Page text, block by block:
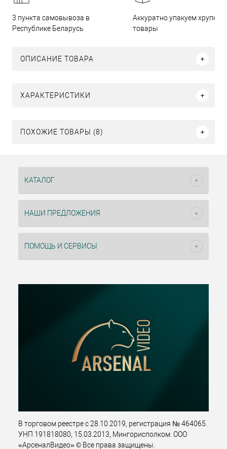
3 пункта самовывоза в
Республике Беларусь
Аккуратно упакуем хрупкие
товары
ОПИСАНИЕ ТОВАРА
ХАРАКТЕРИСТИКИ
ПОХОЖИЕ ТОВАРЫ (8)
КАТАЛОГ
НАШИ ПРЕДЛОЖЕНИЯ
ПОМОЩЬ И СЕРВИСЫ
В торговом реестре с 28.10.2019, регистрация № 464065.
УНП 191818080, 15.03.2013, Мингорисполком. ООО
«АрсеналВидео» © Все права защищены.